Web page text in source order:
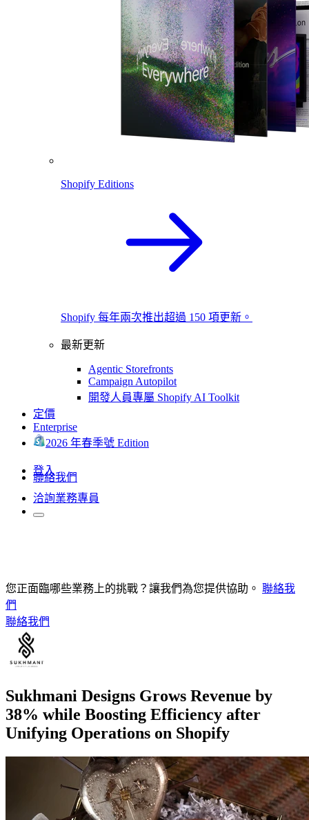
Shopify Editions
Shopify 每年兩次推出超過 150 項更新。
最新更新
Agentic Storefronts
Campaign Autopilot
開發人員專屬 Shopify AI Toolkit
定價
Enterprise
2026 年春季號 Edition
登入
聯絡我們
洽詢業務專員
您正面臨哪些業務上的挑戰？讓我們為您提供協助。 聯絡我
們
聯絡我們
Sukhmani Designs Grows Revenue by
38% while Boosting Efficiency after
Unifying Operations on Shopify